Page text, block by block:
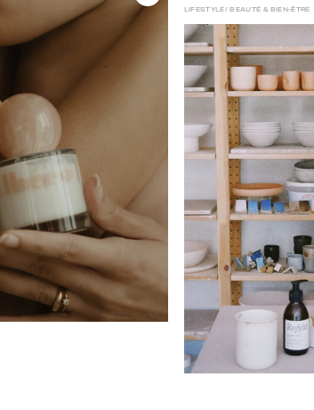
BEAUTÉ & BIEN-ÊTRE
LIFESTYLE